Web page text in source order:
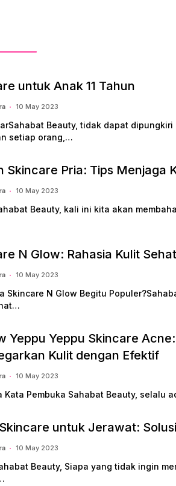
untuk Anak 11 Tahun
10 May 2023
Beauty, tidak dapat
setiap orang,…
Skincare Pria: Tips Menjaga
10 May 2023
Beauty, kali ini kita akan
N Glow: Rahasia Kulit
10 May 2023
Skincare N Glow Begitu
Yeppu Yeppu Skincare
Kulit dengan Efektif
10 May 2023
Kata Pembuka Sahabat Beauty, selalu
untuk Jerawat:
10 May 2023
Beauty, Siapa yang tidak ingin